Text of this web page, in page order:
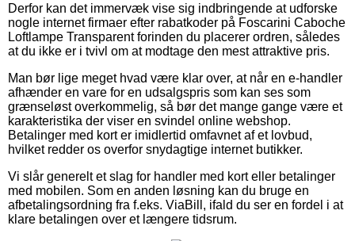
Derfor kan det immervæk vise sig indbringende at udforske
nogle internet firmaer efter rabatkoder på Foscarini Caboche
Loftlampe Transparent forinden du placerer ordren, således
at du ikke er i tvivl om at modtage den mest attraktive pris.
Man bør lige meget hvad være klar over, at når en e-handler
afhænder en vare for en udsalgspris som kan ses som
grænseløst overkommelig, så bør det mange gange være et
karakteristika der viser en svindel online webshop.
Betalinger med kort er imidlertid omfavnet af et lovbud,
hvilket redder os overfor snydagtige internet butikker.
Vi slår generelt et slag for handler med kort eller betalinger
med mobilen. Som en anden løsning kan du bruge en
afbetalingsordning fra f.eks. ViaBill, ifald du ser en fordel i at
klare betalingen over et længere tidsrum.